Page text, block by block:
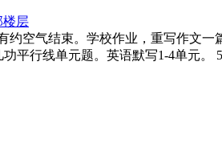
楼层
约空气结束。学校作业，重写作文
平行线单元题。英语默写1-4单元